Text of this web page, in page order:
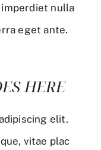
nulla
eget ante.
HERE
elit.
vitae plac